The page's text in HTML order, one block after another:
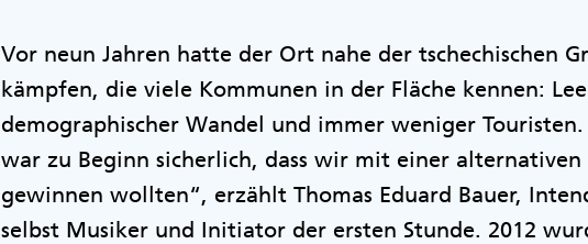
Vor neun Jahren hatte der Ort nahe der tschechischen
kämpfen, die viele Kommunen in der Fläche kennen:
demographischer Wandel und immer weniger
war zu Beginn sicherlich, dass wir mit einer
gewinnen wollten“, erzählt Thomas Eduard Bauer,
selbst Musiker und Initiator der ersten Stunde. 2012